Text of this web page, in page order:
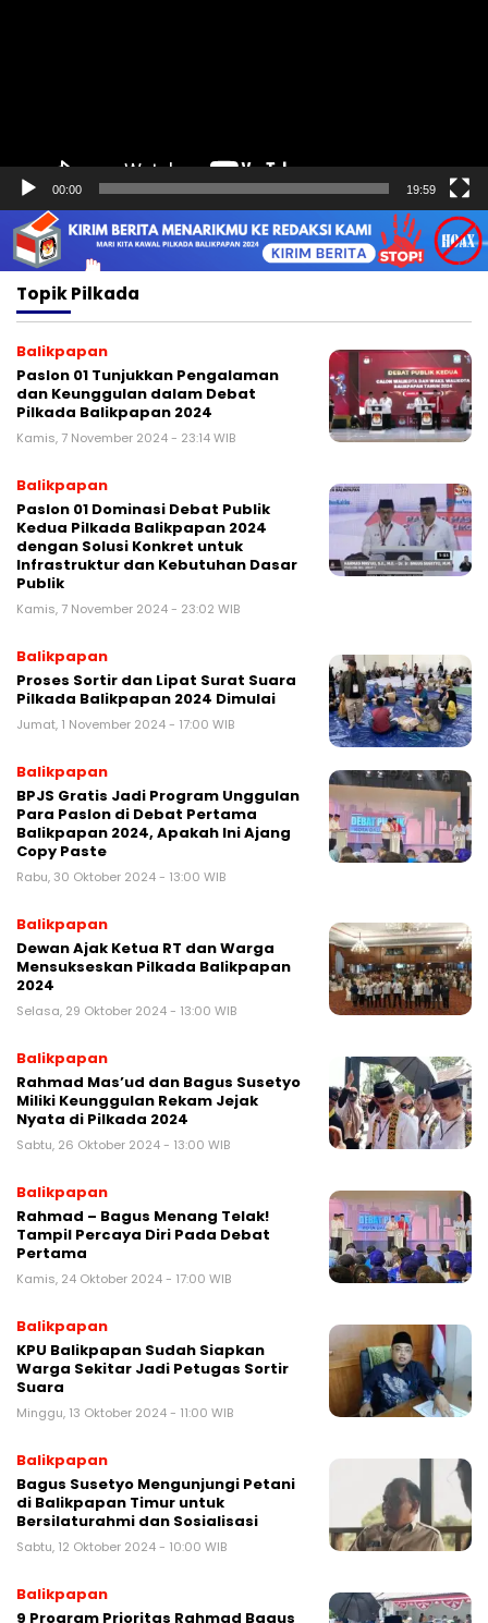
00:00 19:59
TopikPilkada
Balikpapan
Paslon 01 Tunjukkan Pengalaman
dan Keunggulan dalam Debat
Pilkada Balikpapan 2024
Kamis, 7 November 2024 - 23:14 WIB
Balikpapan
Paslon 01 Dominasi Debat Publik
Kedua Pilkada Balikpapan 2024
dengan Solusi Konkret untuk
Infrastruktur dan Kebutuhan Dasar
Publik
Kamis, 7 November 2024 - 23:02 WIB
Balikpapan
Proses Sortir dan Lipat Surat Suara
Pilkada Balikpapan 2024 Dimulai
Jumat, 1 November 2024 - 17:00 WIB
Balikpapan
BPJS Gratis Jadi Program Unggulan
Para Paslon di Debat Pertama
Balikpapan 2024, Apakah Ini Ajang
Copy Paste
Rabu, 30 Oktober 2024 - 13:00 WIB
Balikpapan
Dewan Ajak Ketua RT dan Warga
Mensukseskan Pilkada Balikpapan
2024
Selasa, 29 Oktober 2024 - 13:00 WIB
Balikpapan
Rahmad Mas’ud dan Bagus Susetyo
Miliki Keunggulan Rekam Jejak
Nyata di Pilkada 2024
Sabtu, 26 Oktober 2024 - 13:00 WIB
Balikpapan
Rahmad – Bagus Menang Telak!
Tampil Percaya Diri Pada Debat
Pertama
Kamis, 24 Oktober 2024 - 17:00 WIB
Balikpapan
KPU Balikpapan Sudah Siapkan
Warga Sekitar Jadi Petugas Sortir
Suara
Minggu, 13 Oktober 2024 - 11:00 WIB
Balikpapan
Bagus Susetyo Mengunjungi Petani
di Balikpapan Timur untuk
Bersilaturahmi dan Sosialisasi
Sabtu, 12 Oktober 2024 - 10:00 WIB
Balikpapan
9 Program Prioritas Rahmad Bagus